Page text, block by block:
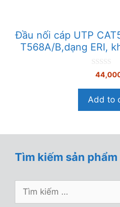
Đầu nối cáp UTP
T568A/B,dạng ERI,
à
5
Add to
Tìm kiếm sản phẩm
Tìm